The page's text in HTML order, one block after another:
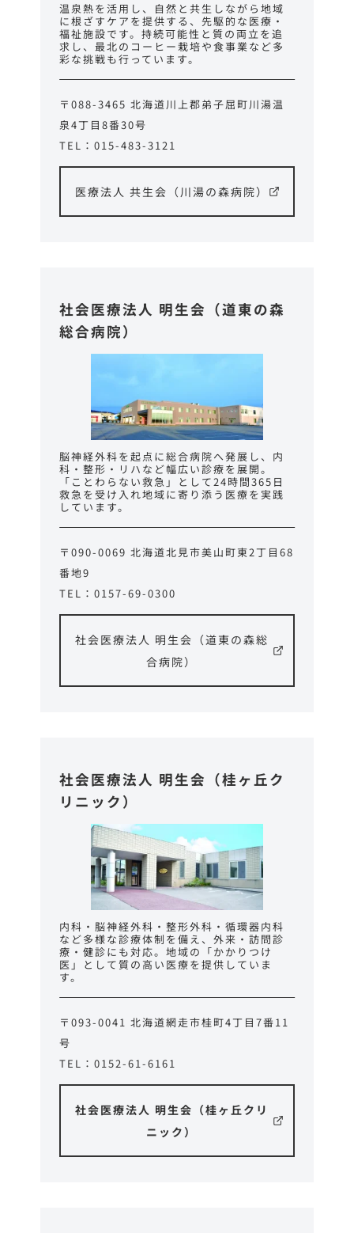
温泉熱を活用し、自然と共生しながら地域
に根ざすケアを提供する、先駆的な医療・
福祉施設です。持続可能性と質の両立を追
求し、最北のコーヒー栽培や食事業など多
彩な挑戦も行っています。
〒088-3465 北海道川上郡弟子屈町川湯温
泉4丁目8番30号
TEL：015-483-3121
医療法人 共生会（川湯の森病院）
社会医療法人 明生会（道東の森
総合病院）
脳神経外科を起点に総合病院へ発展し、内
科・整形・リハなど幅広い診療を展開。
「ことわらない救急」として24時間365日
救急を受け入れ地域に寄り添う医療を実践
しています。
〒090-0069 北海道北見市美山町東2丁目68
番地9
TEL：0157-69-0300
社会医療法人 明生会（道東の森総
合病院）
社会医療法人 明生会 （桂ヶ丘ク
リニック）
内科・脳神経外科・整形外科・循環器内科
など多様な診療体制を備え、外来・訪問診
療・健診にも対応。地域の「かかりつけ
医」として質の高い医療を提供していま
す。
〒093-0041 北海道網走市桂町4丁目7番11
号
TEL：0152-61-6161
社会医療法人 明生会 （桂ヶ丘クリ
ニック）